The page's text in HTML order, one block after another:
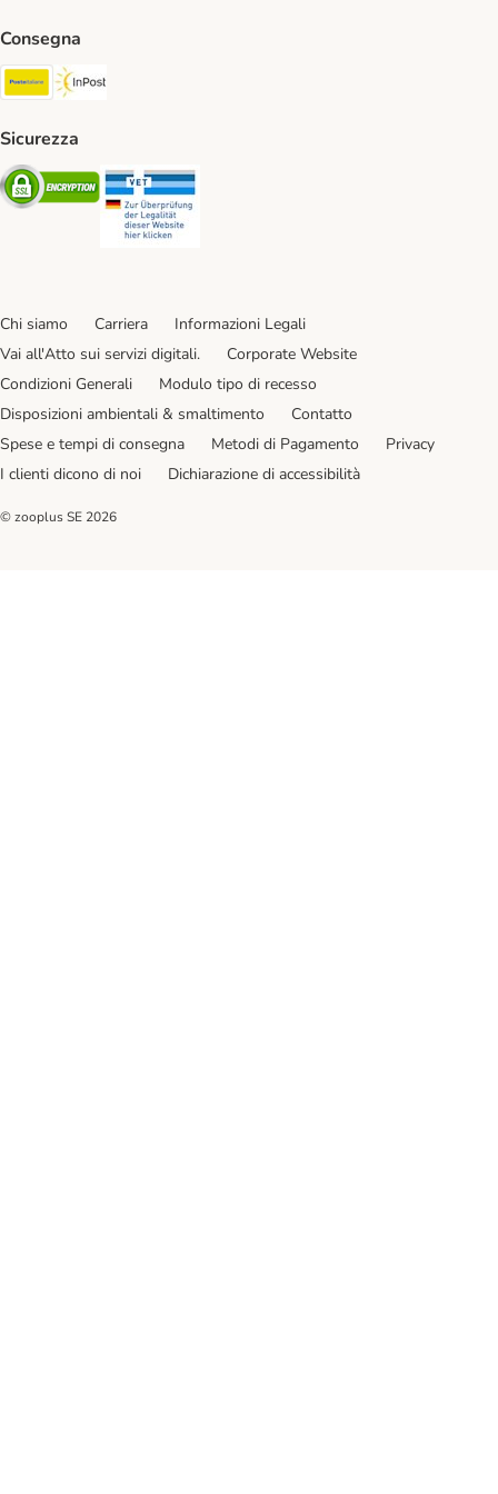
Consegna
Poste Italiane. Shipping Method
Sicurezza
Security
Chi siamo Carriera
Informazioni Legali
Vai all'Atto sui servizi digitali.
Corporate Website
Condizioni Generali
Modulo tipo di recesso
Disposizioni ambientali & smaltimento
Contatto
Spese e tempi di consegna
Metodi di Pagamento
Privacy
I clienti dicono di noi
Dichiarazione di accessibilità
© zooplus SE 2026